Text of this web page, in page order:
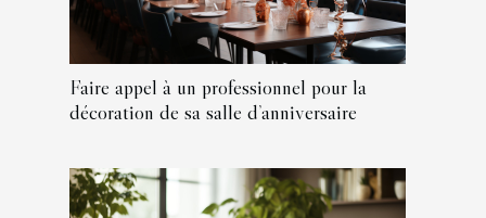
Faire appel à un professionnel pour la
décoration de sa salle d’anniversaire